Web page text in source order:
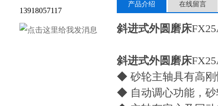
13918057117
产品介绍 在线留言
斜进式外圆磨床
斜进式外圆磨床
◆ 砂轮主轴具有高刚
◆ 自动调心功能，砂